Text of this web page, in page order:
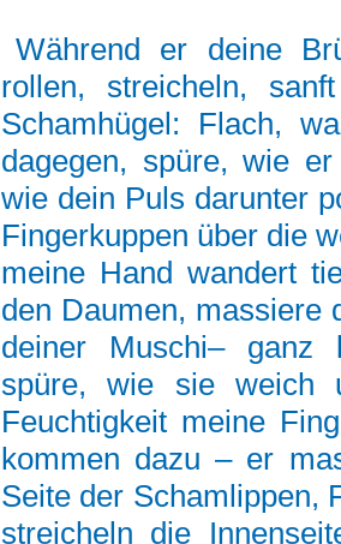
Während er deine
rollen, streicheln,
Schamhügel: Flach,
dagegen, spüre, wie
wie dein Puls darunter
Fingerkuppen über die
meine Hand wandert
den Daumen, massiere
deiner Muschi– ganz
spüre, wie sie weich
Feuchtigkeit meine
kommen dazu – er
Seite der Schamlippen,
streicheln die